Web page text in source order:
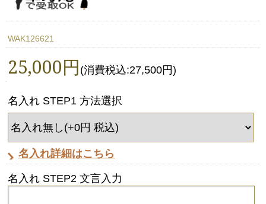
WAK126621
25,000円 (消費税込:27,500円)
名入れ STEP1 方法選択
名入れ詳細はこちら
名入れ STEP2 文言入力